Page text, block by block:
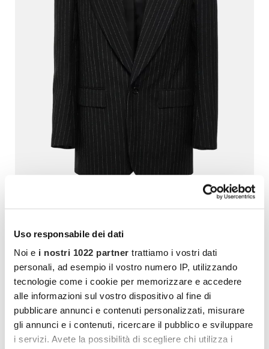
Uso responsabile dei dati
Noi e i nostri 1022 partner trattiamo i vostri dati
personali, ad esempio il vostro numero IP, utilizzando
tecnologie come i cookie per memorizzare e accedere
alle informazioni sul vostro dispositivo al fine di
pubblicare annunci e contenuti personalizzati, misurare
gli annunci e i contenuti, ricercare il pubblico e sviluppare
i servizi. Avete la possibilità di scegliere chi utilizza i
Blazer di Saint Laurent in lana vergine con una silhouette
2.690 €
#7. Scarpe
Le pumps slingback sono comode e se
acquistate con criterio sono anche un pezzo da
90. Come quelle di Gucci che aggiungeranno
un tocco rétro alla sua collezione di calzature. Il